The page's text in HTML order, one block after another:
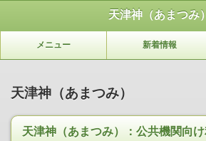
天津神（あまつみ）
メニュー 新着情報
天津神（あまつみ）